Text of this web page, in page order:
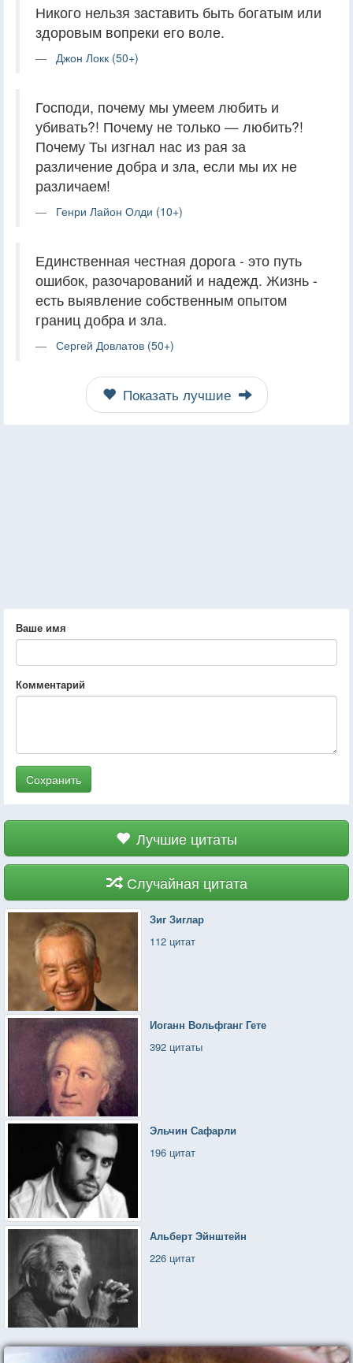
Никого нельзя заставить быть богатым или
здоровым вопреки его воле.
Джон Локк (50+)
Господи, почему мы умеем любить и
убивать?! Почему не только — любить?!
Почему Ты изгнал нас из рая за
различение добра и зла, если мы их не
различаем!
Генри Лайон Олди (10+)
Единственная честная дорога - это путь
ошибок, разочарований и надежд. Жизнь -
есть выявление собственным опытом
границ добра и зла.
Сергей Довлатов (50+)
Показать лучшие
Ваше имя
Комментарий
Сохранить
Лучшие цитаты
Случайная цитата
Зиг Зиглар
112 цитат
Иоганн Вольфганг Гете
392 цитаты
Эльчин Сафарли
196 цитат
Альберт Эйнштейн
226 цитат